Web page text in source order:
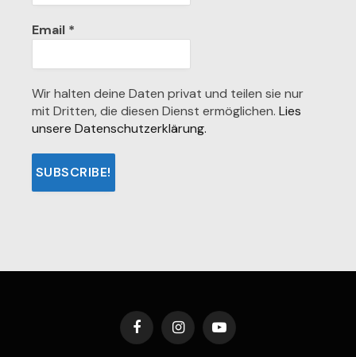
Email *
Wir halten deine Daten privat und teilen sie nur
mit Dritten, die diesen Dienst ermöglichen. Lies
unsere Datenschutzerklärung.
FacebookInstagramYouTube